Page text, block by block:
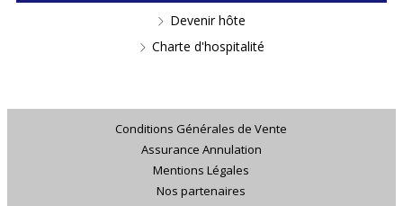
Devenir hôte
Charte d'hospitalité
Conditions Générales de Vente
Assurance Annulation
Mentions Légales
Nos partenaires